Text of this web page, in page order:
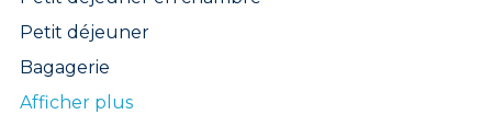
Petit déjeuner
Bagagerie
Afficher plus